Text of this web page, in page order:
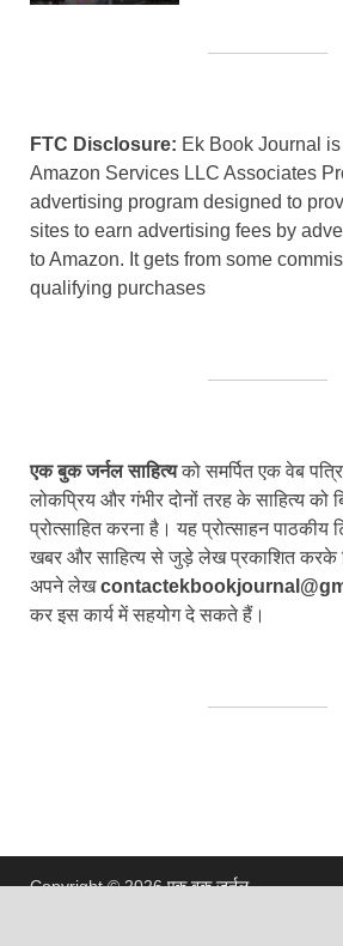
FTC Disclosure: Ek Book Journal
Amazon Services LLC Associates
advertising program designed to
sites to earn advertising fees by
to Amazon. It gets from some
qualifying purchases
एक बुक जर्नल साहित्यको समर्पित एक वेब
लोकप्रिय और गंभीर दोनों तरह के साहित्य को
प्रोत्साहित करना है। यह प्रोत्साहन पाठकीय
खबर और साहित्य से जुड़े लेख प्रकाशित करके
अपने लेख
कर इस कार्य में सहयोग दे सकते हैं।
Copyright © 2026एक बुक जर्नल.